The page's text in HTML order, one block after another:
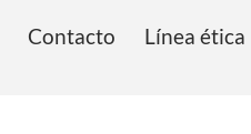
Contacto Línea ética